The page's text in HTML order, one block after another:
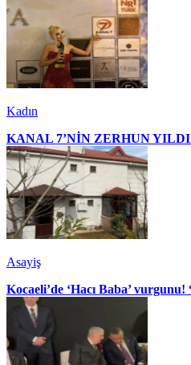
Kadın
KANAL 7’NİN ZERHUN
Asayiş
Kocaeli’de ‘Hacı Baba’